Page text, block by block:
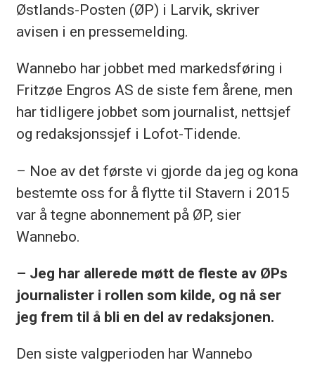
Østlands-Posten (ØP) i Larvik, skriver
avisen i en pressemelding.
Wannebo har jobbet med markedsføring i
Fritzøe Engros AS de siste fem årene, men
har tidligere jobbet som journalist, nettsjef
og redaksjonssjef i Lofot-Tidende.
– Noe av det første vi gjorde da jeg og kona
bestemte oss for å flytte til Stavern i 2015
var å tegne abonnement på ØP, sier
Wannebo.
– Jeg har allerede møtt de fleste av ØPs
journalister i rollen som kilde, og nå ser
jeg frem til å bli en del av redaksjonen.
Den siste valgperioden har Wannebo